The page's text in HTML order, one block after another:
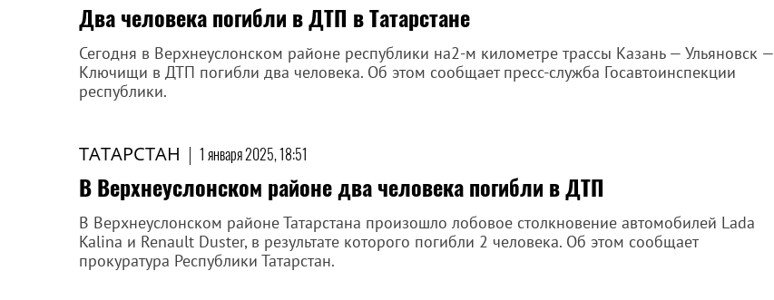
Два человека погибли в ДТП в Татарстане
Сегодня в Верхнеуслонском районе республики на2-м километре трассы Казань — Ульяновск —
Ключищи в ДТП погибли два человека. Об этом сообщает пресс-служба Госавтоинспекции
республики.
ТАТАРСТАН | 1 января 2025, 18:51
В Верхнеуслонском районе два человека погибли в ДТП
В Верхнеуслонском районе Татарстана произошло лобовое столкновение автомобилей Lada
Kalina и Renault Duster, в результате которого погибли 2 человека. Об этом сообщает
прокуратура Республики Татарстан.